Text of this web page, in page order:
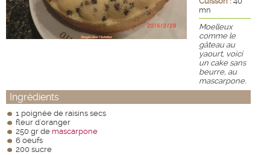
mn
Moelleux
comme le
gâteau au
yaourt, voici
un cake sans
beurre, au
mascarpone.
Ingrédients
1 poignée de raisins secs
fleur d'oranger
250 gr de mascarpone
6 oeufs
200 sucre